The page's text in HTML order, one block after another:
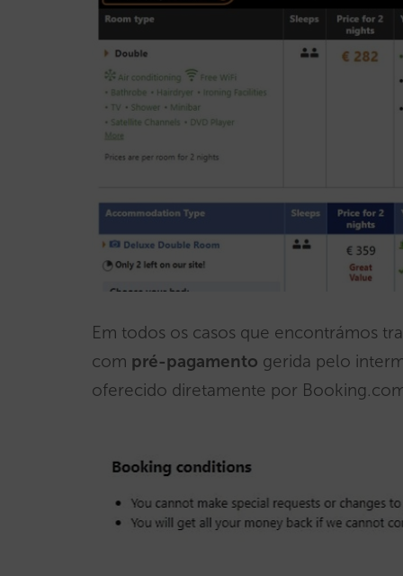
Em todos os casos que encontrámos
com pré-pagamento gerida pelo
oferecido diretamente por